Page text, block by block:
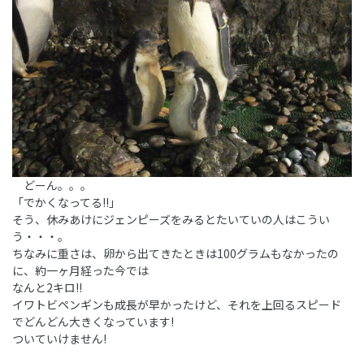
どーん。。。
「でかくなってる!!」
そう、休みあけにジェンピーズをみるとたいていの人はこうい
う・・・。
ちなみに重さは、卵から出てきたときは100グラムもなかったの
に、約一ヶ月経った今では
なんと2キロ!!
イワトビペンギンも成長が早かったけど、それを上回るスピード
でどんどん大きくなっています!
ついていけません!